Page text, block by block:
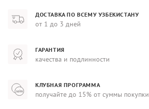
ДОСТАВКА ПО ВСЕМУ УЗБЕКИСТАНУ
от 1 до 3 дней
ГАРАНТИЯ
качества и подлинности
КЛУБНАЯ ПРОГРАММА
получайте до 15% от суммы покупки